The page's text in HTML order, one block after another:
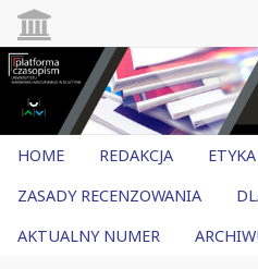
HOME REDAKCJA
ZASADY RECENZOWANIA
AKTUALNY NUMER